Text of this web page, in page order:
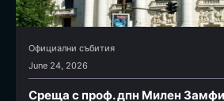
Официални събития
June 24, 2026
Среща с проф. дпн Милен